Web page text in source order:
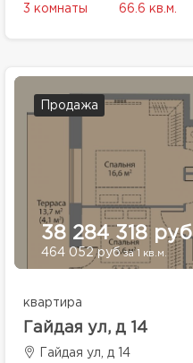
3 комнаты 66.6 кв.м.
Продажа
38 284 318 руб
464 052 рубза 1 кв.м.
квартира
Гайдая ул, д 14
Гайдая ул, д 14